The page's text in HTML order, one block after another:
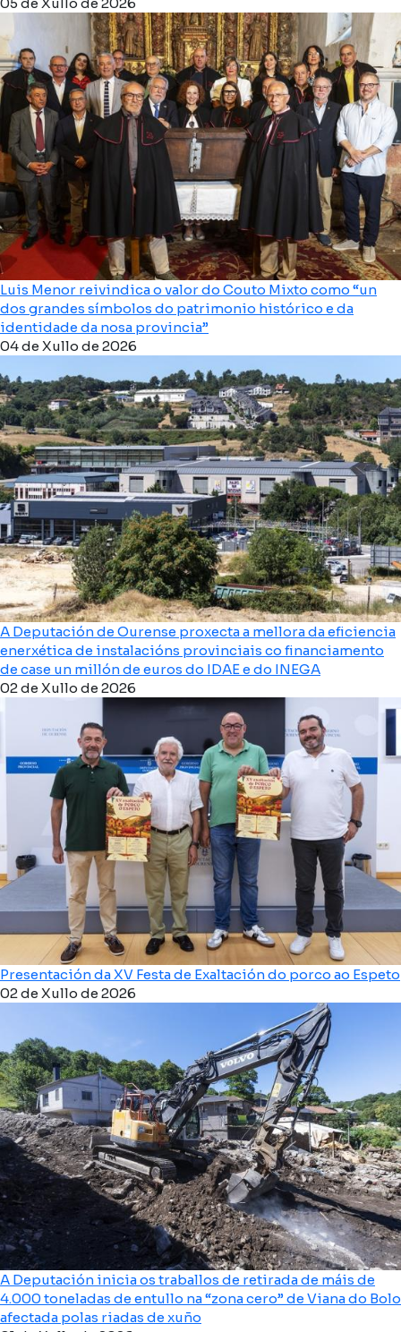
Luis Menor reivindica o valor do Couto Mixto como “un
dos grandes símbolos do patrimonio histórico e da
identidade da nosa provincia”
04 de Xullo de 2026
A Deputación de Ourense proxecta a mellora da eficiencia
enerxética de instalacións provinciais co financiamento
de case un millón de euros do IDAE e do INEGA
02 de Xullo de 2026
Presentación da XV Festa de Exaltación do porco ao Espeto
02 de Xullo de 2026
A Deputación inicia os traballos de retirada de máis de
4.000 toneladas de entullo na “zona cero” de Viana do Bolo
afectada polas riadas de xuño